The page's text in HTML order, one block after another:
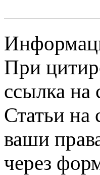
При
ссылка на
Статьи на
ваши
через